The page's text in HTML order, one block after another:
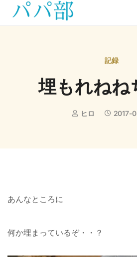
記録
埋もれねね
ヒロ 2017-
あんなところに
何か埋まっているぞ・・？